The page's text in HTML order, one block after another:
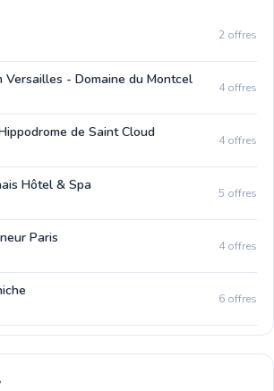
2 offres
Versailles - Domaine du Montcel 4 offres
de Saint Cloud 4 offres
Hôtel & Spa 5 offres
Paris 4 offres
6 offres